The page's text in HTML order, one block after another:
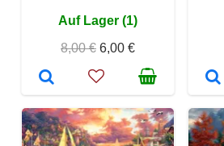
Auf Lager (1)
8,00 € 6,00 €